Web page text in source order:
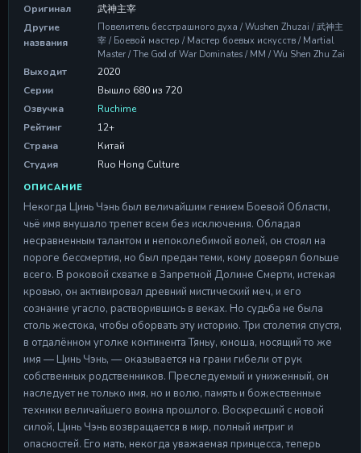
Серия 678
Серия 678
28 Jul 2026
Серия 679
Серия 679
Серия 680
Серия 680
04 Aug 2026
Оригинал
武神主宰
Другие
названия
Повелитель бесстрашного духа / Wushen Zhuzai / 武神主
宰 / Боевой мастер / Мастер боевых искусств / Martial
Master / The God of War Dominates / MM / Wu Shen Zhu Zai
Выходит
2020
Серии
Вышло 680 из 720
Озвучка
Ruchime
Рейтинг
12+
Страна
Китай
Студия
Ruo Hong Culture
ОПИСАНИЕ
Некогда Цинь Чэнь был величайшим гением Боевой Области,
чьё имя внушало трепет всем без исключения. Обладая
несравненным талантом и непоколебимой волей, он стоял на
пороге бессмертия, но был предан теми, кому доверял больше
всего. В роковой схватке в Запретной Долине Смерти, истекая
кровью, он активировал древний мистический меч, и его
сознание угасло, растворившись в веках. Но судьба не была
столь жестока, чтобы оборвать эту историю. Три столетия спустя,
в отдалённом уголке континента Тяньу, юноша, носящий то же
имя — Цинь Чэнь, — оказывается на грани гибели от рук
собственных родственников. Преследуемый и униженный, он
наследует не только имя, но и волю, память и божественные
техники величайшего воина прошлого. Воскресший с новой
силой, Цинь Чэнь возвращается в мир, полный интриг и
опасностей. Его мать, некогда уважаемая принцесса, теперь